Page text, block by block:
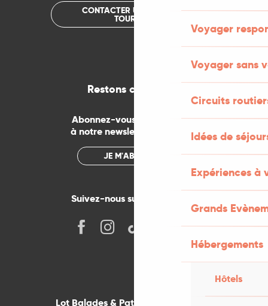
Voyager
Voyager sans
Circuits
Idées de
Expériences à
Grands
Hébergements
Hôtels
CONTACTER UN OFFICE DE
TOURISME
Restons connectés
Abonnez-vous gratuitement
à notre newsletter mensuelle
JE M'ABONNE
Suivez-nous sur les réseaux !
Lot Balades & Patrimoines sur votre